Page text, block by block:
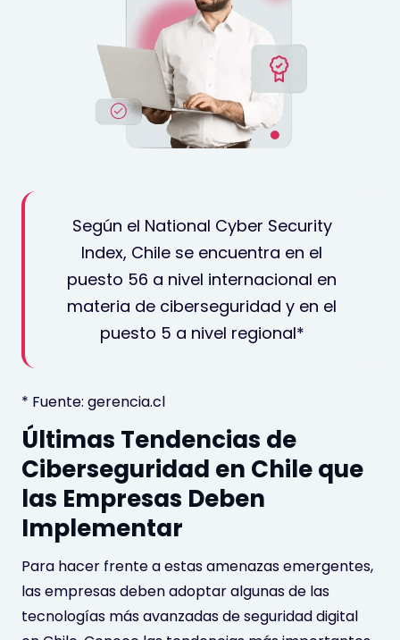
Según el National Cyber Security
Index, Chile se encuentra en el
puesto 56 a nivel internacional en
materia de ciberseguridad y en el
puesto 5 a nivel regional*
* Fuente: gerencia.cl
Últimas Tendencias de
Ciberseguridad en Chile que
las Empresas Deben
Implementar
Para hacer frente a estas amenazas emergentes,
las empresas deben adoptar algunas de las
tecnologías más avanzadas de seguridad digital